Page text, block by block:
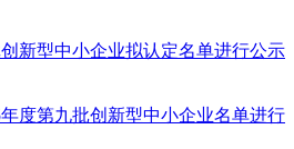
新型中小企业拟认定名单进行公示
度第九批创新型中小企业名单进行